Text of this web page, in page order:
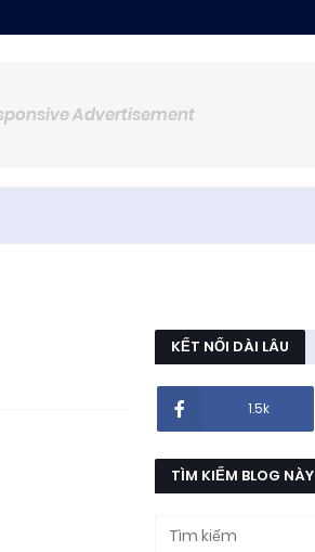
Advertisement
KẾT NỐI DÀI LÂU
1.5k
TÌM KIẾM BLOG NÀY